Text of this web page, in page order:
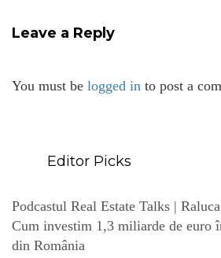
Leave a Reply
You must be logged in to post a
Editor Picks
Podcastul Real Estate Talks |
Cum investim 1,3 miliarde de euro
din România